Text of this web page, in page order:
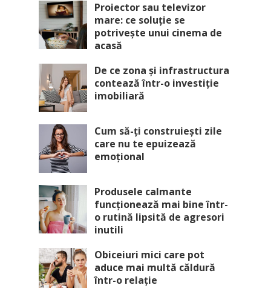
Proiector sau televizor
mare: ce soluție se
potrivește unui cinema de
acasă
De ce zona și infrastructura
contează într-o investiție
imobiliară
Cum să-ți construiești zile
care nu te epuizează
emoțional
Produsele calmante
funcționează mai bine într-
o rutină lipsită de agresori
inutili
Obiceiuri mici care pot
aduce mai multă căldură
într-o relație